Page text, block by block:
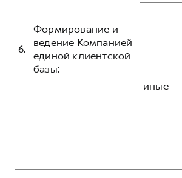
6.
Формирование и
ведение Компанией
единой клиентской
базы:
иные